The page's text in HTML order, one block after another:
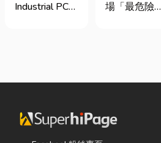
Industrial PC）
的硬體運算平
業業主在導入
自動化或升級
智慧工廠時，
場「最危險的
混亂的環境
果沒做好，最